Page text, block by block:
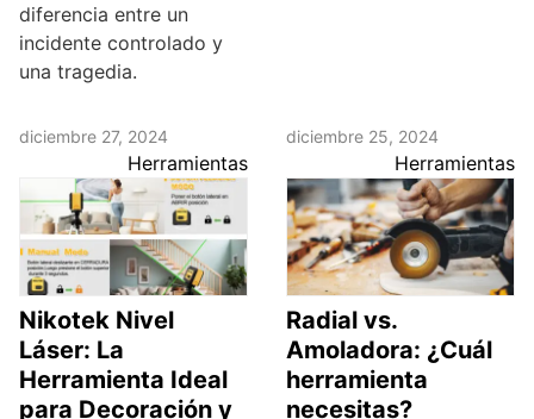
diferencia entre un
incidente controlado y
una tragedia.
diciembre 27, 2024
Herramientas
Nikotek Nivel
Láser: La
Herramienta Ideal
para Decoración y
diciembre 25, 2024
Herramientas
Radial vs.
Amoladora: ¿Cuál
herramienta
necesitas?